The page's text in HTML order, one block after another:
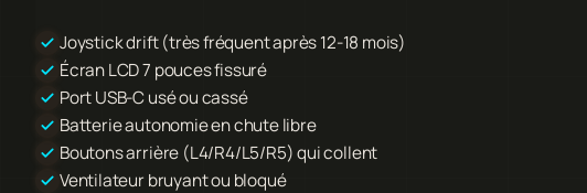
Joystick drift (très fréquent après 12-18 mois)
Écran LCD 7 pouces fissuré
Port USB-C usé ou cassé
Batterie autonomie en chute libre
Boutons arrière (L4/R4/L5/R5) qui collent
Ventilateur bruyant ou bloqué